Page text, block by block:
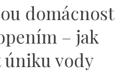
domácnost
– jak
vody